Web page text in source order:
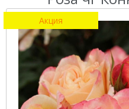
Акция